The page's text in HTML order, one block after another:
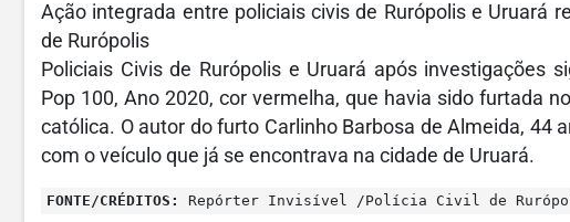
Ação integrada entre policiais civis de Rurópolis e Uruará
de Rurópolis
Policiais Civis de Rurópolis e Uruará após investigações
Pop 100, Ano 2020, cor vermelha, que havia sido furtada
católica. O autor do furto Carlinho Barbosa de Almeida, 44
com o veículo que já se encontrava na cidade de Uruará.
FONTE/CRÉDITOS: Repórter Invisível /Polícia Civil de